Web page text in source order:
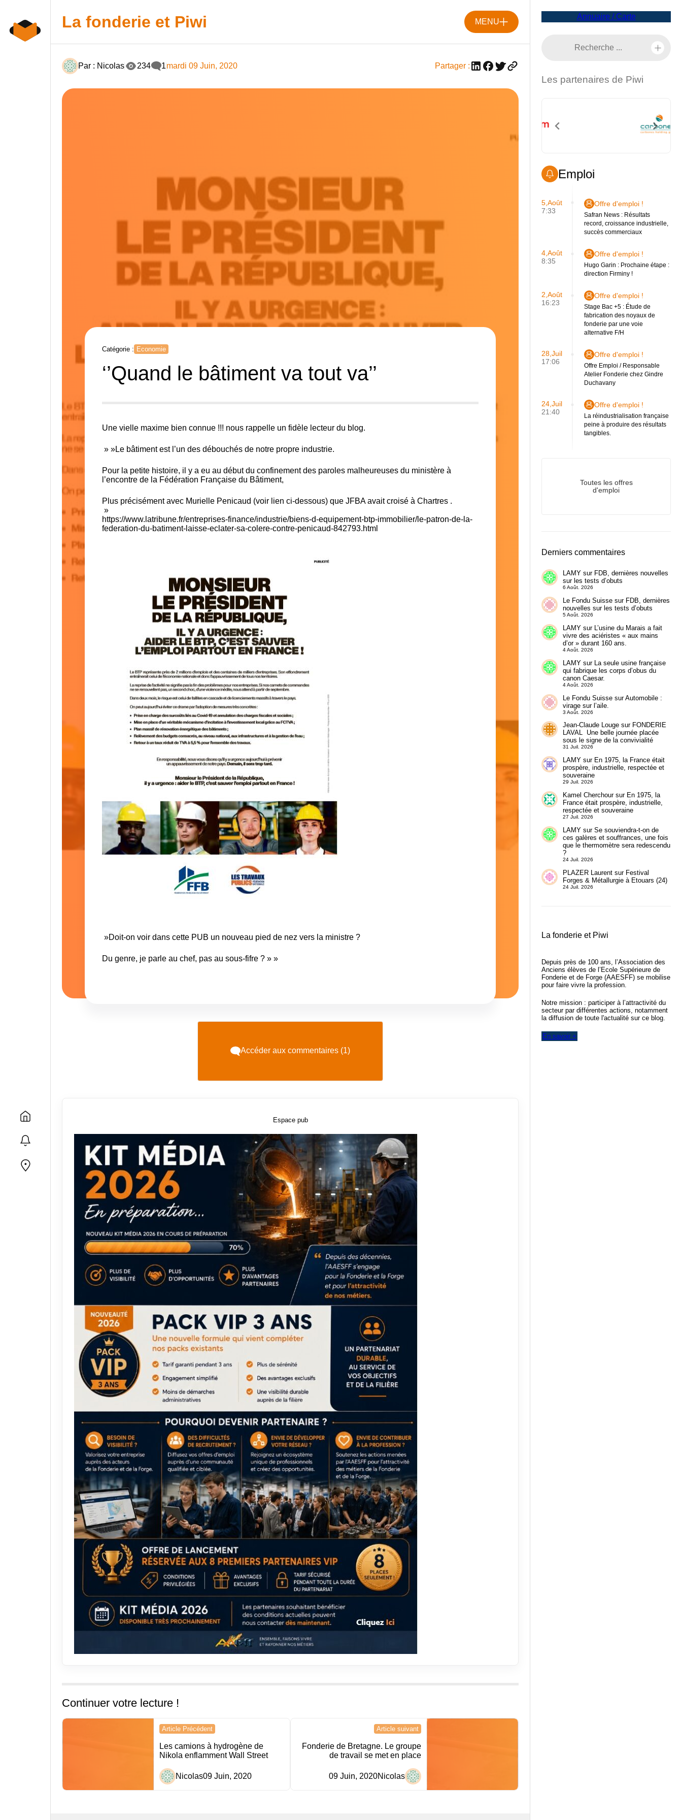
content
La fonderie et Piwi MENU
Par : Nicolas 234 1mardi 09 Juin, 2020 Partager :
Catégorie : Economie
‘’Quand le bâtiment va tout va’’
Une vielle maxime bien connue !!! nous rappelle un fidèle lecteur du blog.
» »Le bâtiment est l’un des débouchés de notre propre industrie.
Pour la petite histoire, il y a eu au début du confinement des paroles malheureuses du ministère à
l’encontre de la Fédération Française du Bâtiment,
Plus précisément avec Murielle Penicaud (voir lien ci-dessous) que JFBA avait croisé à Chartres .
»
https://www.latribune.fr/entreprises-finance/industrie/biens-d-equipement-btp-immobilier/le-patron-de-la-
federation-du-batiment-laisse-eclater-sa-colere-contre-penicaud-842793.html
»Doit-on voir dans cette PUB un nouveau pied de nez vers la ministre ?
Du genre, je parle au chef, pas au sous-fifre ? » »
Accéder aux commentaires (1)
Espace pub
Continuer votre lecture !
Navigation
de
Article Précédent
Les camions à hydrogène de
Nikola enflamment Wall Street
Nicolas09 Juin, 2020
Article suivant
Fonderie de Bretagne. Le groupe
de travail se met en place
Nicolas
09 Juin, 2020
Annuaire / Carte
Les partenaires de Piwi
Emploi
5,Août
7:33
Offre d'emploi !
Safran News : Résultats
record, croissance industrielle,
succès commerciaux
4,Août
8:35
Offre d'emploi !
Hugo Garin : Prochaine étape :
direction Firminy !
2,Août
16:23
Offre d'emploi !
Stage Bac +5 : Étude de
fabrication des noyaux de
fonderie par une voie
alternative F/H
28,Juil
17:06
Offre d'emploi !
Offre Emploi / Responsable
Atelier Fonderie chez Gindre
Duchavany
24,Juil
21:40
Offre d'emploi !
La réindustrialisation française
peine à produire des résultats
tangibles.
Toutes les offres
d'emploi
Derniers commentaires
LAMYsur FDB, dernières nouvelles
sur les tests d’obuts
6 Août. 2026
Le Fondu Suissesur FDB, dernières
nouvelles sur les tests d’obuts
5 Août. 2026
LAMYsur L’usine du Marais a fait
vivre des aciéristes « aux mains
d’or » durant 160 ans.
4 Août. 2026
LAMYsur
La seule usine française
qui fabrique les corps d’obus du
canon Caesar.
4 Août. 2026
Le Fondu SuissesurAutomobile :
virage sur l’aile.
3 Août. 2026
Jean-Claude Lougesur FONDERIE
LAVAL Une belle journée placée
sous le signe de la convivialité
31 Juil. 2026
LAMYsur En 1975, la France était
prospère, industrielle, respectée et
souveraine
29 Juil. 2026
Kamel Cherchoursur En 1975, la
France était prospère, industrielle,
respectée et souveraine
27 Juil. 2026
LAMYsur Se souviendra-t-on de
ces galères et souffrances, une fois
que le thermomètre sera redescendu
?
24 Juil. 2026
PLAZER Laurentsur Festival
Forges & Métallurgie à Etouars (24)
24 Juil. 2026
La fonderie et Piwi
Depuis près de 100 ans, l’Association des
Anciens élèves de l’Ecole Supérieure de
Fonderie et de Forge (AAESFF) se mobilise
pour faire vivre la profession.
Notre mission : participer à l’attractivité du
secteur par différentes actions, notamment
la diffusion de toute l'actualité sur ce blog.
En savoir +